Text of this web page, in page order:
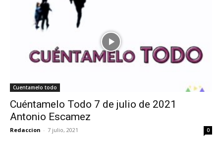
Cuentamelo todo
Cuéntamelo Todo 7 de julio de 2021
Antonio Escamez
Redaccion - 7 julio, 2021 0